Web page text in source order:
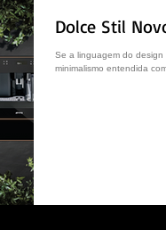
Dolce Stil
Se a linguagem do design
minimalismo entendida